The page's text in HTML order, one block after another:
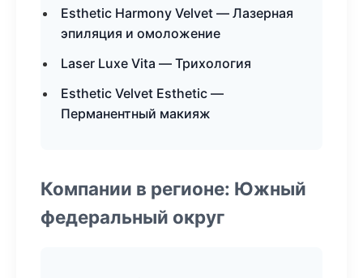
Esthetic Harmony Velvet — Лазерная
эпиляция и омоложение
Laser Luxe Vita — Трихология
Esthetic Velvet Esthetic —
Перманентный макияж
Компании в регионе: Южный
федеральный округ